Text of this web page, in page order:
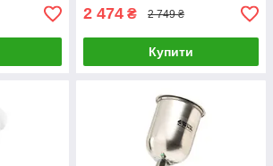
2 474 ₴ 2 749 ₴
Купити